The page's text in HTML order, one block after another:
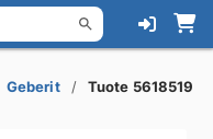
Geberit Tuote 5618519